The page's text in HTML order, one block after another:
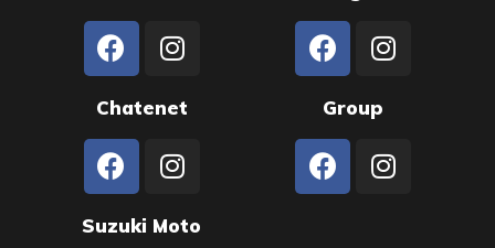
Chatenet Group
Suzuki Moto